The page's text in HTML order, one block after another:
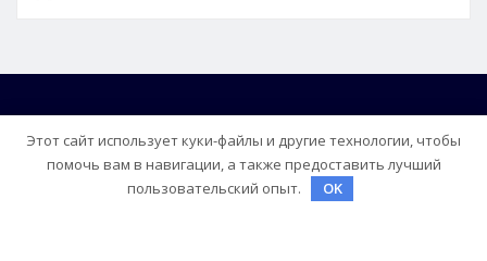
Этот сайт использует куки-файлы и другие технологии, чтобы
помочь вам в навигации, а также предоставить лучший
пользовательский опыт.
OK